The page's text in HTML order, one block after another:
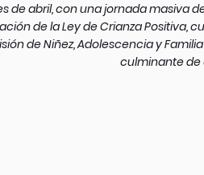
de abril, con una jornada masiva
de la Ley de Crianza Positiva,
de Niñez, Adolescencia y
culminante de